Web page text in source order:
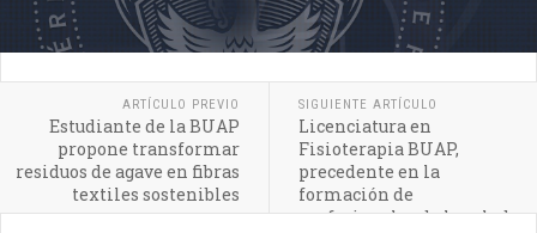
ARTÍCULO PREVIO
Estudiante de la BUAP
propone transformar
residuos de agave en fibras
textiles sostenibles
SIGUIENTE ARTÍCULO
Licenciatura en
Fisioterapia BUAP,
precedente en la
formación de
profesionales de la salud